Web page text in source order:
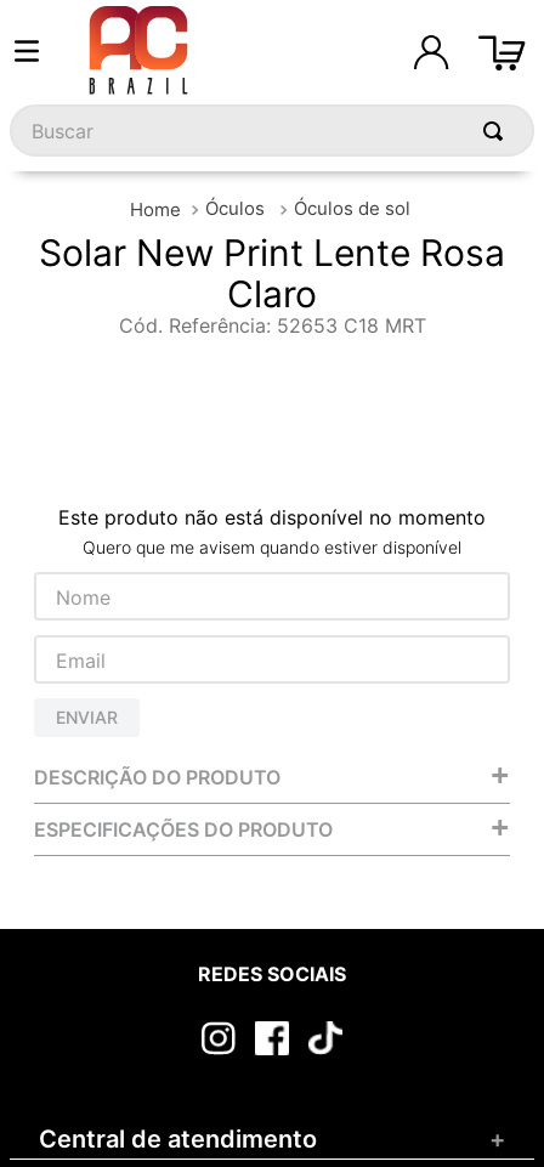
Buscar
Óculos Óculos de sol
Solar New Print Lente Rosa
Claro
Cód. Referência: 52653 C18 MRT
Este produto não está disponível no momento
Quero que me avisem quando estiver disponível
ENVIAR
DESCRIÇÃO DO PRODUTO +
ESPECIFICAÇÕES DO PRODUTO +
REDES SOCIAIS
Central de atendimento +